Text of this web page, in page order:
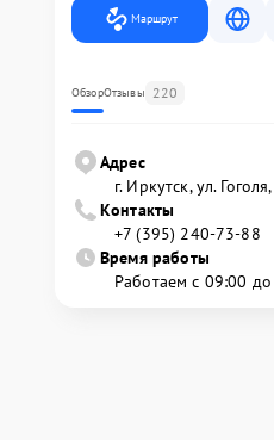
Маршрут
ОбзорОтзывы 220
Адрес
г. Иркутск, ул.
Контакты
+7 (395) 240-73-88
Время работы
Работаем с 09:00